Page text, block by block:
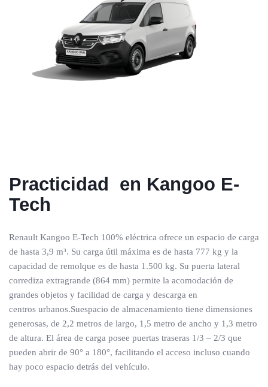
Practicidad
en Kangoo E-
Tech
Renault Kangoo E-Tech 100% eléctrica ofrece un espacio de carga
de hasta 3,9 m³. Su carga útil máxima es de hasta 777 kg y la
capacidad de remolque es de hasta 1.500 kg. Su puerta lateral
corrediza extragrande (864 mm) permite la acomodación de
grandes objetos y facilidad de carga y descarga en
centros urbanos.Suespacio de almacenamiento tiene dimensiones
generosas, de 2,2 metros de largo, 1,5 metro de ancho y 1,3 metro
de altura. El área de carga posee puertas traseras 1/3 – 2/3 que
pueden abrir de 90° a 180°, facilitando el acceso incluso cuando
hay poco espacio detrás del vehículo.